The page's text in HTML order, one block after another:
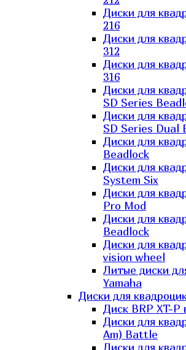
Диски для
216
Диски для
312
Диски для
316
Диски для
SD Series
Диски для
SD Series Dual
Диски для
Beadlock
Диски для
System Six
Диски для
Pro Mod
Диски для
Beadlock
Диски для
vision wheel
Литые диски
Yamaha
Диски для
Диск BRP XT-P
Диски для
Am) Battle
Диски для